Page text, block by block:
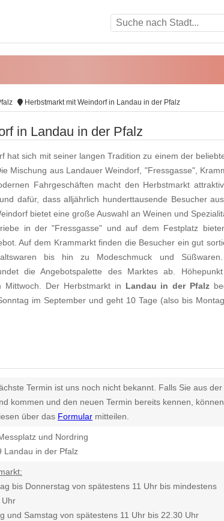
Herbstmarkt mit Weindorf in Landau in der Pfalz
in Landau in der Pfalz
hat sich mit seiner langen Tradition zu einem der
Mischung aus Landauer Weindorf, "Fressgasse",
Fahrgeschäften macht den Herbstmarkt
dafür, dass alljährlich hunderttausende Besucher
bietet eine große Auswahl an Weinen und
in der "Fressgasse" und auf dem Festplatz
Auf dem Krammarkt finden die Besucher ein gut
bis hin zu Modeschmuck und
die Angebotspalette des Marktes ab.
Mittwoch. Der Herbstmarkt in Landau in der Pfalz
im September und geht 10 Tage (also bis
Termin ist uns noch nicht bekannt. Falls Sie aus der
kommen und den neuen Termin bereits kennen,
über das Formular mitteilen.
und Nordring
Landau in der Pfalz
bis Donnerstag von spätestens 11 Uhr bis mindestens
Uhr
und Samstag von spätestens 11 Uhr bis 22.30 Uhr